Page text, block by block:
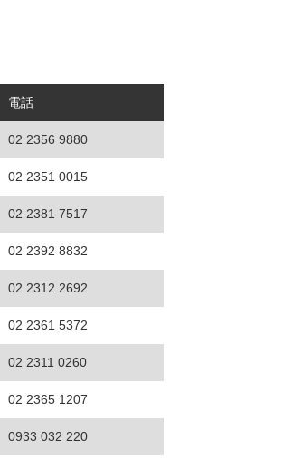
電話
02 2356 9880
02 2351 0015
02 2381 7517
02 2392 8832
02 2312 2692
02 2361 5372
02 2311 0260
02 2365 1207
0933 032 220